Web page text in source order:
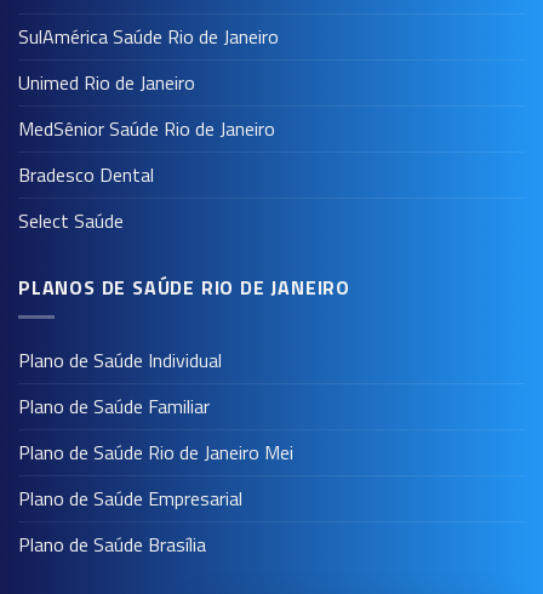
SulAmérica Saúde Rio de Janeiro
Unimed Rio de Janeiro
MedSênior Saúde Rio de Janeiro
Bradesco Dental
Select Saúde
PLANOS DE SAÚDE RIO DE JANEIRO
Plano de Saúde Individual
Plano de Saúde Familiar
Plano de Saúde Rio de Janeiro Mei
Plano de Saúde Empresarial
Plano de Saúde Brasília